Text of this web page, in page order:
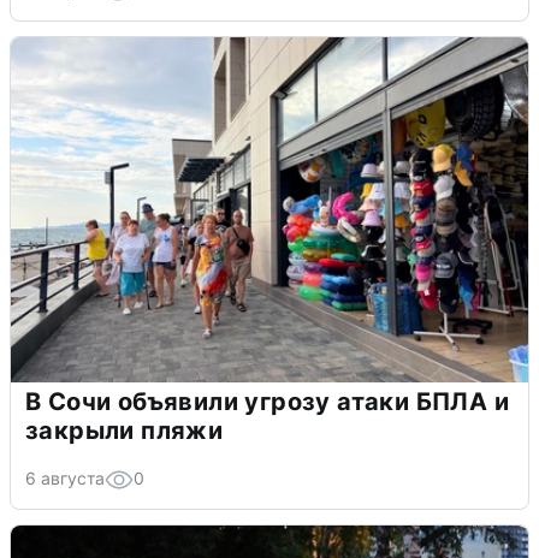
В Сочи объявили угрозу атаки БПЛА и
закрыли пляжи
6 августа 0